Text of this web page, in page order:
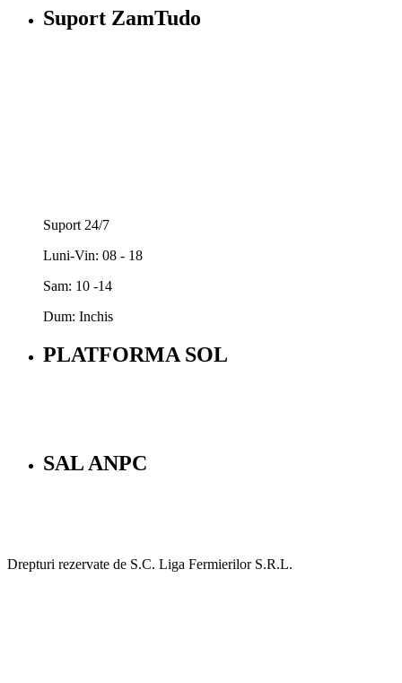
Suport ZamTudo
Suport 24/7
Luni-Vin: 08 - 18
Sam: 10 -14
Dum: Inchis
PLATFORMA SOL
SAL ANPC
Drepturi rezervate de S.C. Liga Fermierilor S.R.L.